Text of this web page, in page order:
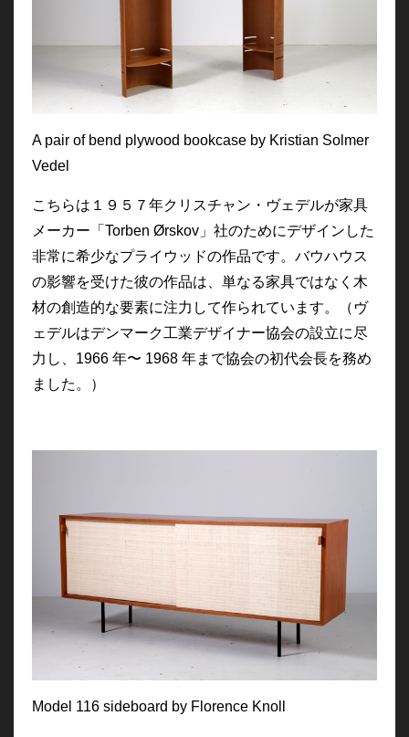
A pair of bend plywood bookcase by Kristian Solmer
Vedel
こちらは１９５７年クリスチャン・ヴェデルが家具
メーカー「Torben Ørskov」社のためにデザインした
非常に希少なプライウッドの作品です。バウハウス
の影響を受けた彼の作品は、単なる家具ではなく木
材の創造的な要素に注力して作られています。（ヴ
ェデルはデンマーク工業デザイナー協会の設立に尽
力し、1966 年〜 1968 年まで協会の初代会長を務め
ました。）
Model 116 sideboard by Florence Knoll